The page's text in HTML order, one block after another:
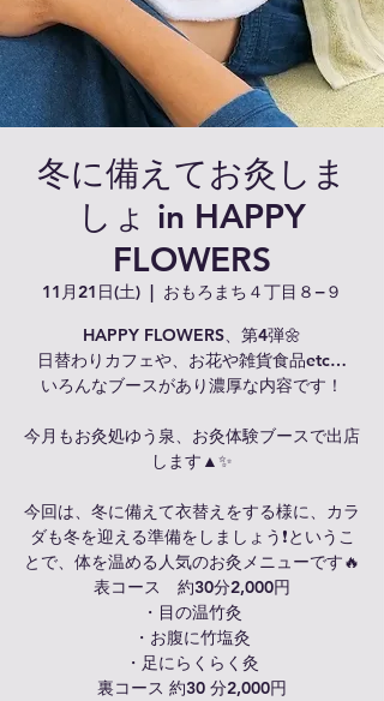
冬に備えてお灸しま
しょ in HAPPY
FLOWERS
11月21日(土)
  |
おもろまち４丁目８−９
HAPPY FLOWERS、第4弾🌼
日替わりカフェや、お花や雑貨食品etc…
いろんなブースがあり濃厚な内容です！
今月もお灸処ゆう泉、お灸体験ブースで出店
します▲✨
今回は、冬に備えて衣替えをする様に、カラ
ダも冬を迎える準備をしましょう❗️というこ
とで、体を温める人気のお灸メニューです🔥
表コース 約30分2,000円
・目の温竹灸
・お腹に竹塩灸
・足にらくらく灸
裏コース 約30 分2,000円